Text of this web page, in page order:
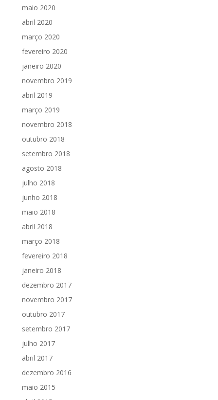
maio 2020
abril 2020
março 2020
fevereiro 2020
janeiro 2020
novembro 2019
abril 2019
março 2019
novembro 2018
outubro 2018
setembro 2018
agosto 2018
julho 2018
junho 2018
maio 2018
abril 2018
março 2018
fevereiro 2018
janeiro 2018
dezembro 2017
novembro 2017
outubro 2017
setembro 2017
julho 2017
abril 2017
dezembro 2016
maio 2015